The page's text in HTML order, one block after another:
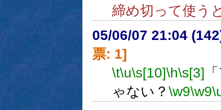
締め切って使う
05/06/07 21:04
票: 1]
\t\u\s[10]\h\s[3]
ゃない？ \w9\w9